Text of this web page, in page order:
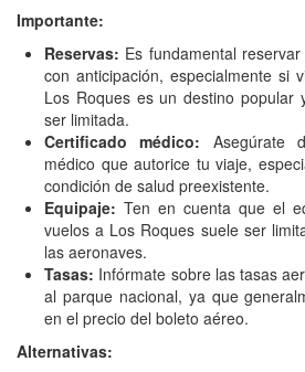
Importante:
Reservas: Es fundamental
con anticipación, especialmente si
Los Roques es un destino popular
ser limitada.
Certificado médico: Asegúrate
médico que autorice tu viaje,
condición de salud preexistente.
Equipaje: Ten en cuenta que el
vuelos a Los Roques suele ser
las aeronaves.
Tasas: Infórmate sobre las tasas
al parque nacional, ya que
en el precio del boleto aéreo.
Alternativas: